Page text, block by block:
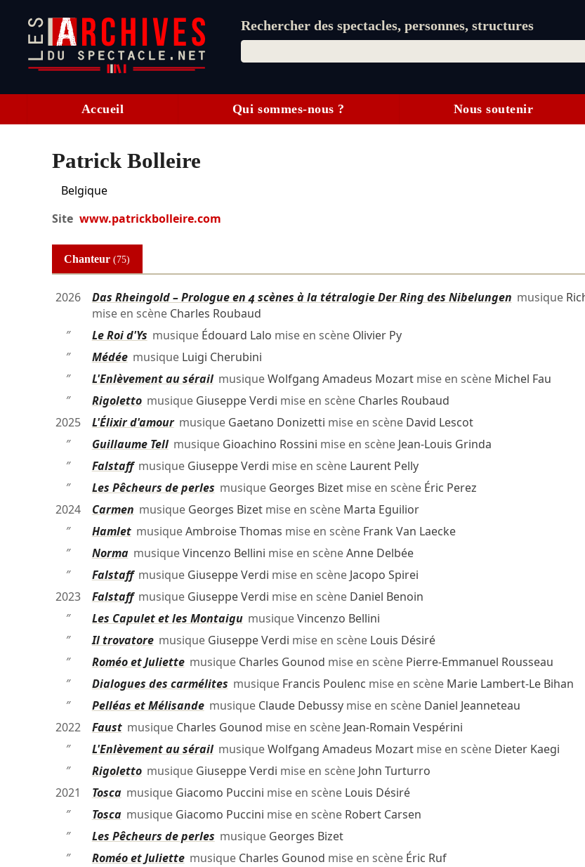
Rechercher des spectacles, personnes, structures
Accueil Qui sommes-nous ? Nous soutenir
Patrick Bolleire
Belgique
Site www.patrickbolleire.com
Chanteur(75)
2026 Das Rheingold – Prologue en 4 scènes à la tétralogie Der Ring des Nibelungen musique
mise en scène Charles Roubaud
″
Le Roi d'Ys musique Édouard Lalo mise en scène Olivier Py
″
Médéemusique Luigi Cherubini
″
L'Enlèvement au sérailmusiqueWolfgang Amadeus Mozartmise en scène Michel Fau
″
Rigolettomusique Giuseppe Verdi mise en scène Charles Roubaud
2025
L'Élixir d'amourmusique Gaetano Donizetti mise en scène David Lescot
″
Guillaume Tellmusique Gioachino Rossini mise en scène Jean-Louis Grinda
″
Falstaffmusique Giuseppe Verdi mise en scène Laurent Pelly
″
Les Pêcheurs de perles musique Georges Bizetmise en scène Éric Perez
2024
Carmen musique Georges Bizetmise en scène Marta Eguilior
″
HamletmusiqueAmbroise Thomas mise en scène Frank Van Laecke
″
NormamusiqueVincenzo Bellini mise en scèneAnne Delbée
″
Falstaffmusique Giuseppe Verdi mise en scène Jacopo Spirei
2023
Falstaffmusique Giuseppe Verdi mise en scène Daniel Benoin
″
Les Capulet et les MontaigumusiqueVincenzo Bellini
″
Il trovatoremusique Giuseppe Verdi mise en scène Louis Désiré
″
Roméo et Juliettemusique Charles Gounod mise en scène Pierre-Emmanuel Rousseau
″
Dialogues des carmélites musique Francis Poulenc mise en scène Marie Lambert-Le Bihan
″
Pelléas et Mélisandemusique Claude Debussymise en scène Daniel Jeanneteau
2022
Faustmusique Charles Gounod mise en scène Jean-Romain Vespérini
″
L'Enlèvement au sérailmusiqueWolfgang Amadeus Mozartmise en scène Dieter Kaegi
″
Rigolettomusique Giuseppe Verdi mise en scène John Turturro
2021
Toscamusique Giacomo Puccini mise en scène Louis Désiré
″
Toscamusique Giacomo Puccini mise en scène Robert Carsen
″
Les Pêcheurs de perles musique Georges Bizet
″
Roméo et Juliettemusique Charles Gounod mise en scène Éric Ruf